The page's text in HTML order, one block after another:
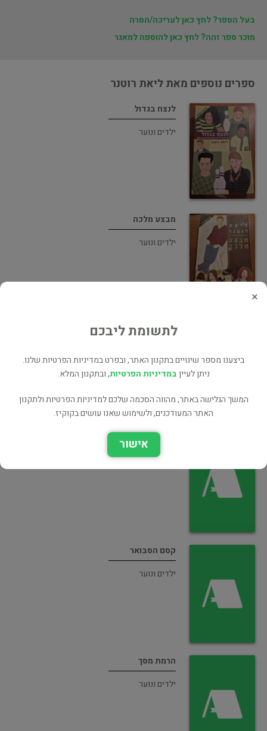
בעל הספר? לחץ כאן לעריכה/הסרה
מוכר ספר זהה? לחץ כאן להוספה למאגר
ספרים נוספים מאת ליאת רוטנר
לנצח בגדול
ילדים ונוער
מבצע מלכה
ילדים ונוער
מעורב ירושלמי
תיכון ברנסון - סודות
קסם הסבואר
ילדים ונוער
הרמת מסך
ילדים ונוער
×
לתשומת ליבכם
ביצענו מספר שינויים בתקנון האתר, ובפרט במדיניות הפרטיות שלנו.
ניתן לעייןבמדיניות הפרטיות, ובתקנון המלא.
המשך הגלישה באתר, מהווה הסכמה שלכם למדיניות הפרטיות ולתקנון
האתר המעודכנים, ולשימוש שאנו עושים בקוקיז.
אישור